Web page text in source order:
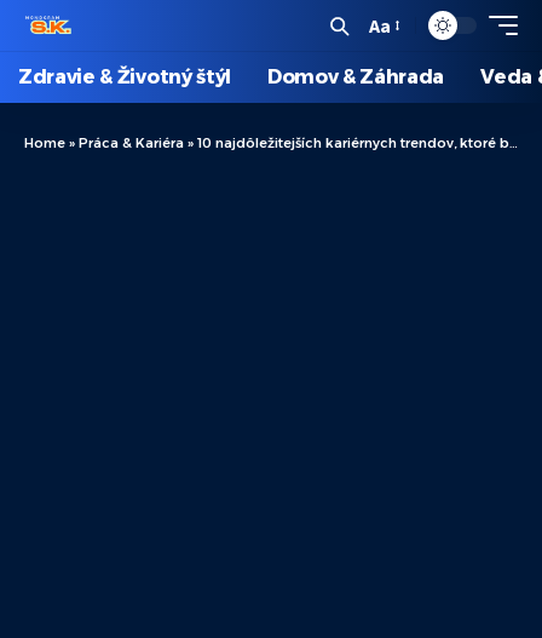
Aa
Zdravie & Životný štýl Domov & Záhrada Veda
Home » Práca & Kariéra » 10 najdôležitejších kariérnych trendov, ktoré by ste nemali prehliadnuť v roku 2025